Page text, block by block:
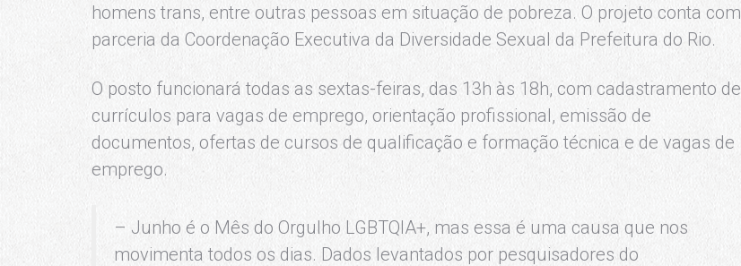
homens trans, entre outras pessoas em situação de pobreza. O projeto conta com
parceria da Coordenação Executiva da Diversidade Sexual da Prefeitura do Rio.
O posto funcionará todas as sextas-feiras, das 13h às 18h, com cadastramento de
currículos para vagas de emprego, orientação profissional, emissão de
documentos, ofertas de cursos de qualificação e formação técnica e de vagas de
emprego.
– Junho é o Mês do Orgulho LGBTQIA+, mas essa é uma causa que nos
movimenta todos os dias. Dados levantados por pesquisadores do